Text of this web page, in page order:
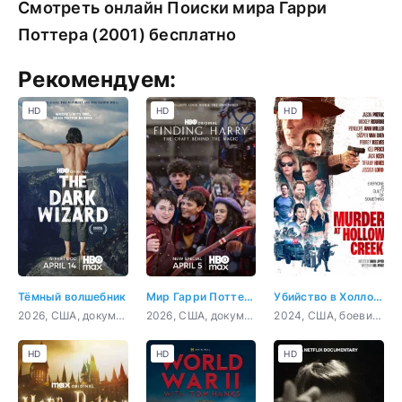
Смотреть онлайн Поиски мира Гарри
Поттера (2001) бесплатно
Рекомендуем:
Тёмный волшебник
2026, США, документальный, биография
HD
Мир Гарри Поттера: Мастерство, стоящее за магией
2026, США, документальный, короткометражка
HD
Убийство в Холлоу Крик
2024, США, боевик, триллер, комедия
HD
HD HD HD